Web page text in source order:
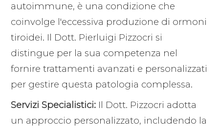
autoimmune, è una condizione che
coinvolge l'eccessiva produzione di ormoni
tiroidei. Il Dott. Pierluigi Pizzocri si
distingue per la sua competenza nel
fornire trattamenti avanzati e personalizzati
per gestire questa patologia complessa.
Servizi Specialistici: Il Dott. Pizzocri adotta
un approccio personalizzato, includendo la